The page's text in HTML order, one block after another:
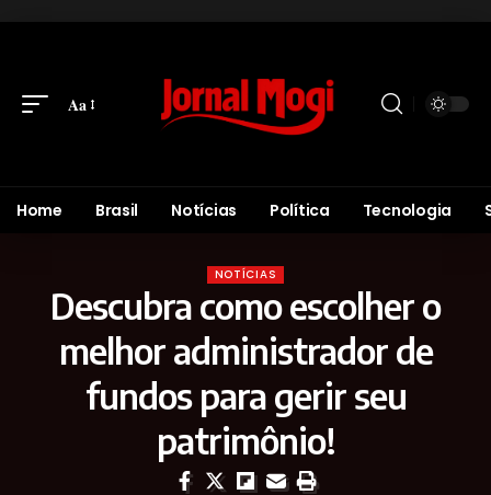
Aa
Home Brasil Notícias Política Tecnologia
NOTÍCIAS
Descubra como escolher o
melhor administrador de
fundos para gerir seu
patrimônio!